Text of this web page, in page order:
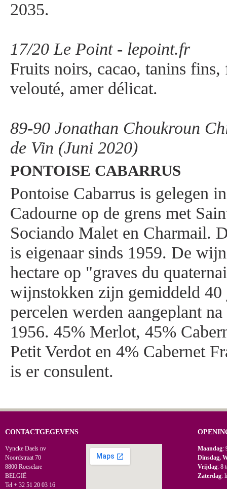
2035.
17/20 Le Point - lepoint.fr
Fruits noirs, cacao, tanins
velouté, amer délicat.
89-90 Jonathan Choukroun
de Vin (Juni 2020)
PONTOISE CABARRUS
Pontoise Cabarrus is gelegen
Cadourne op de grens met
Sociando Malet en Charmail.
is eigenaar sinds 1959. De
hectare op "graves du
wijnstokken zijn gemiddeld 40
percelen werden aangeplant
1956. 45% Merlot, 45%
Petit Verdot en 4% Cabernet
is er consulent.
CONTACTGEGEVENS
Vyncke Daels nv
Noordstraat 70
8800 Roeselare
BELGIË
Tel + 32 51 20 03 16
Maandag:
Dinsdag,
Vrijdag: 8
Zaterdag: